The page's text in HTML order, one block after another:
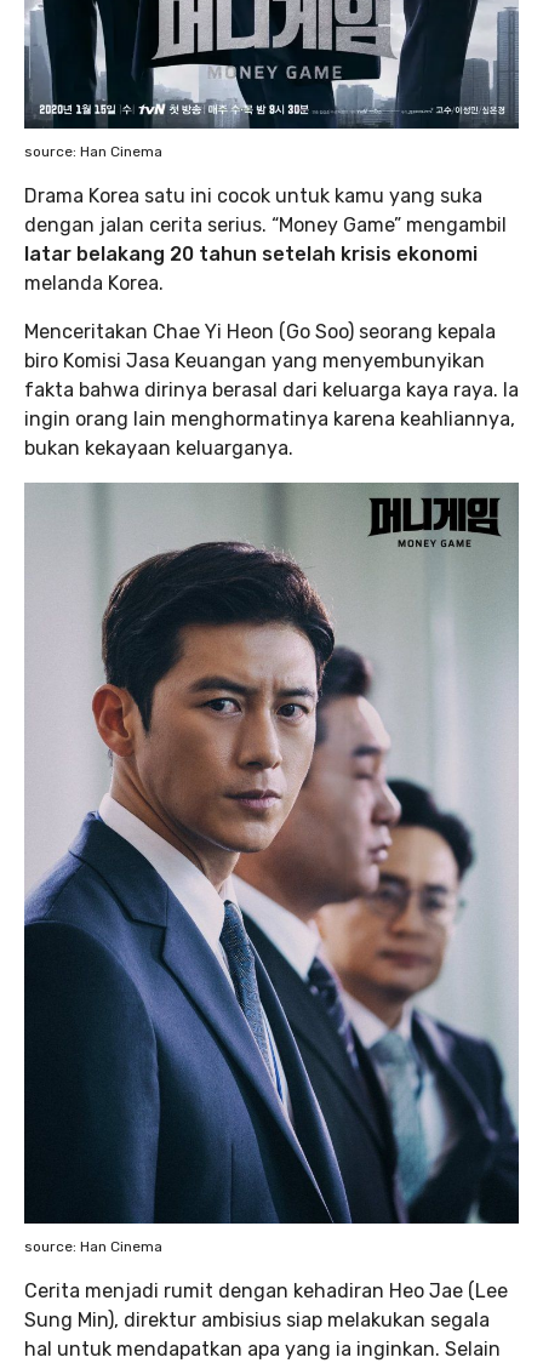
source: Han Cinema
Drama Korea satu ini cocok untuk kamu yang suka
dengan jalan cerita serius. “Money Game” mengambil
latar belakang 20 tahun setelah krisis ekonomi
melanda Korea.
Menceritakan Chae Yi Heon (Go Soo) seorang kepala
biro Komisi Jasa Keuangan yang menyembunyikan
fakta bahwa dirinya berasal dari keluarga kaya raya. Ia
ingin orang lain menghormatinya karena keahliannya,
bukan kekayaan keluarganya.
source: Han Cinema
Cerita menjadi rumit dengan kehadiran Heo Jae (Lee
Sung Min), direktur ambisius siap melakukan segala
hal untuk mendapatkan apa yang ia inginkan. Selain